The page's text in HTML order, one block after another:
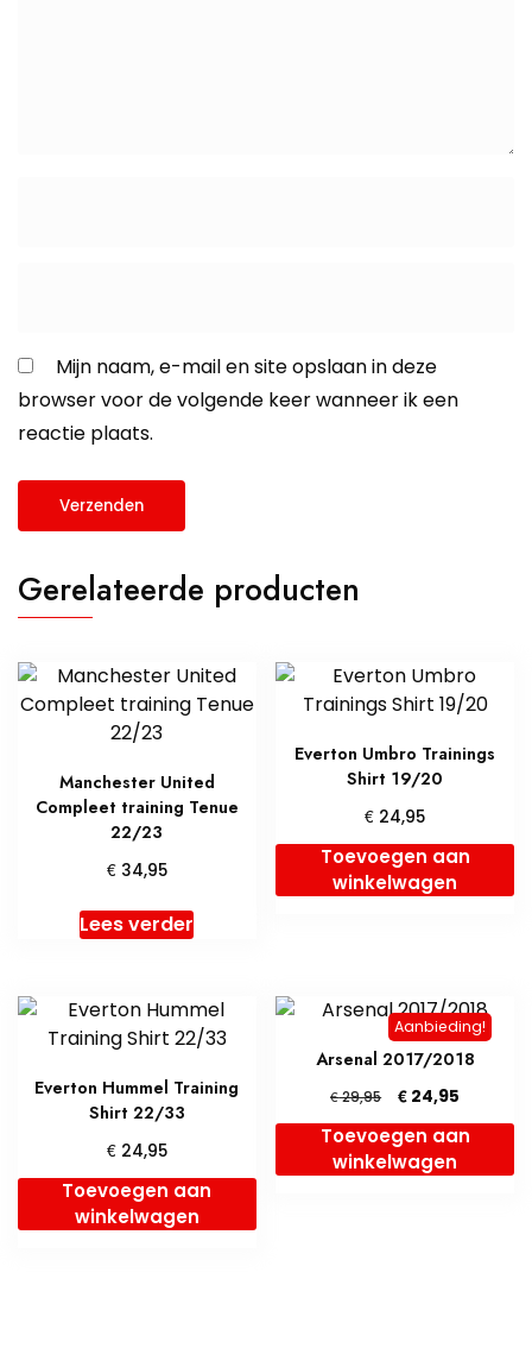
Mijn naam, e-mail en site opslaan in deze
browser voor de volgende keer wanneer ik een
reactie plaats.
Gerelateerde producten
Manchester United
Compleet training Tenue
22/23
€34,95
Lees verder
Everton Umbro Trainings
Shirt 19/20
€ 24,95
Toevoegen aan
winkelwagen
Everton Hummel Training
Shirt 22/33
€24,95
Toevoegen aan
winkelwagen
Aanbieding!
Arsenal 2017/2018
€29,95
Oorspronkelijke
prijs
was:
€ 29,95.
€ 24,95
prijs
is:
Toevoegen aan
winkelwagen